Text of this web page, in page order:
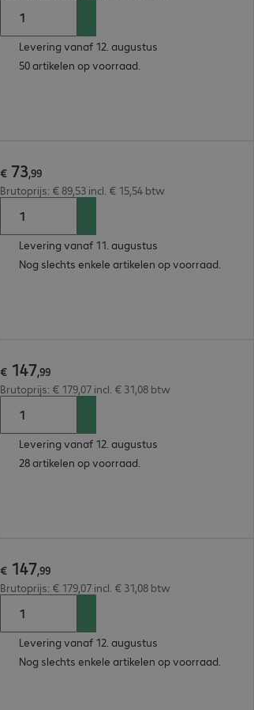
Levering vanaf 12. augustus
50 artikelen op voorraad.
€ 73,99
Brutoprijs: € 89,53 incl. € 15,54 btw
Levering vanaf 11. augustus
Nog slechts enkele artikelen op voorraad.
€ 147,99
Brutoprijs: € 179,07 incl. € 31,08 btw
Levering vanaf 12. augustus
28 artikelen op voorraad.
€ 147,99
Brutoprijs: € 179,07 incl. € 31,08 btw
Levering vanaf 12. augustus
Nog slechts enkele artikelen op voorraad.